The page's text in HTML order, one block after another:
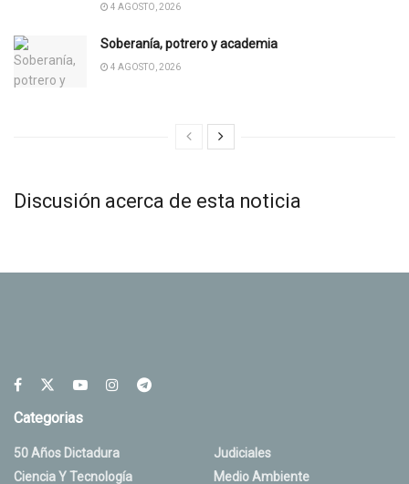
4 AGOSTO, 2026
Soberanía, potrero y academia
4 AGOSTO, 2026
Discusión acerca de esta noticia
Categorias
50 Años Dictadura
Ciencia Y Tecnología
Judiciales
Medio Ambiente